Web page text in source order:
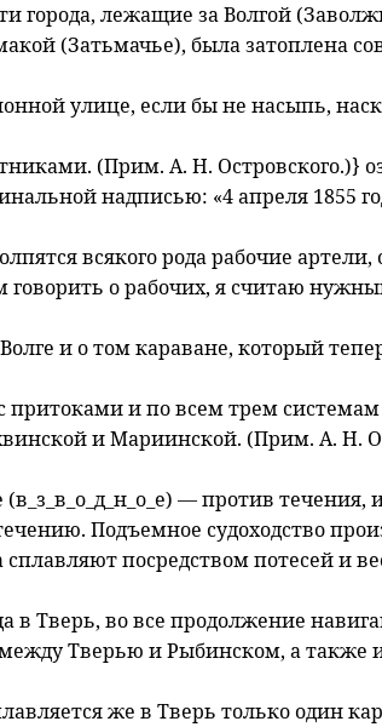
города, лежащие за Волгой
(Затьмачье), была затоплена
улице, если бы не насыпь,
(Прим. А. Н. Островского.)}
надписью: «4 апреля 1855
всякого рода рабочие
о рабочих, я считаю
Волге и о том караване, который
притоками и по всем трем системам
и Мариинской. (Прим. А. Н.
(в_з_в_о_д_н_о_е) — против течения,
Подъемное судоходство
посредством потесей и
в Тверь, во все продолжение
Тверью и Рыбинском, а также
же в Тверь только один